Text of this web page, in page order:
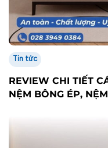
Tin tức
REVIEW CHI TIẾT
NỆM BÔNG ÉP,